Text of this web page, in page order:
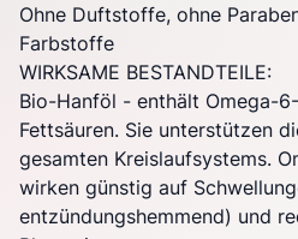
Ohne Duftstoffe, ohne
Farbstoffe
WIRKSAME BESTANDTEILE:
Bio-Hanföl - enthält Omega-
Fettsäuren. Sie unterstützen
gesamten Kreislaufsystems.
wirken günstig auf
entzündungshemmend) und